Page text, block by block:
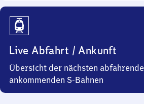
Live Abfahrt / Ankunft
Übersicht der nächsten
ankommenden S-Bahnen